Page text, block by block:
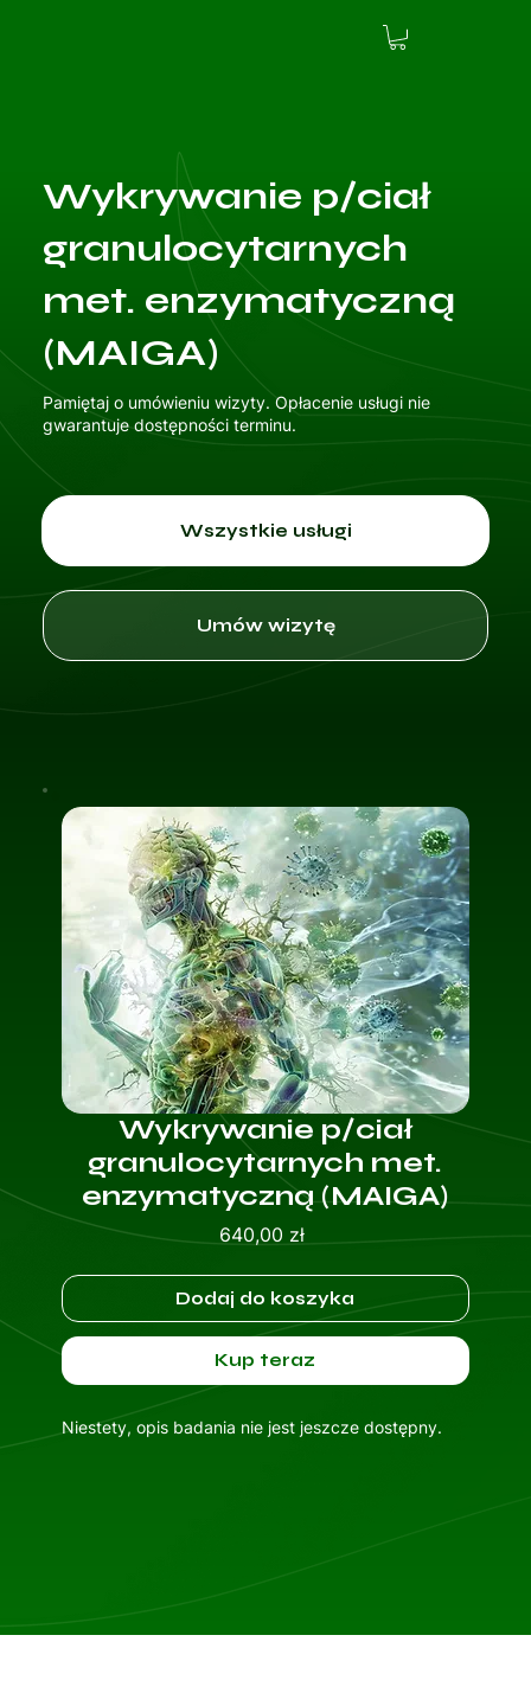
Wykrywanie p/ciał
granulocytarnych
met. enzymatyczną
(MAIGA)
Pamiętaj o umówieniu wizyty. Opłacenie usługi nie
gwarantuje dostępności terminu.
Wszystkie usługi
Umów wizytę
Wykrywanie p/ciał
granulocytarnych met.
enzymatyczną (MAIGA)
640,00 złCena
Dodaj do koszyka
Kup teraz
Niestety, opis badania nie jest jeszcze dostępny.